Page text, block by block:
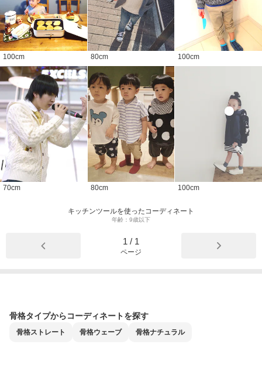
100cm 80cm 100cm
70cm 80cm 100cm
キッチンツールを使ったコーディネート
年齢：9歳以下
1 / 1
ページ
骨格タイプからコーディネートを探す
骨格ストレート 骨格ウェーブ 骨格ナチュラル